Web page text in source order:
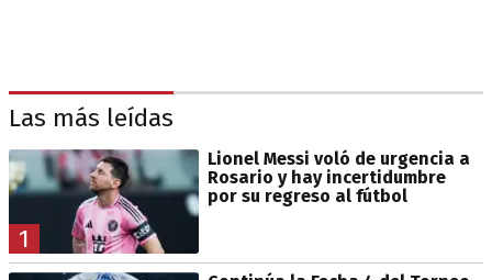
Las más leídas
1
Lionel Messi voló de urgencia a
Rosario y hay incertidumbre
por su regreso al fútbol